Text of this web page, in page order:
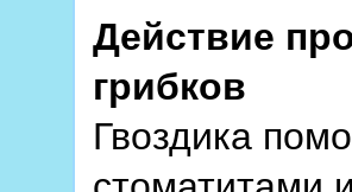
Действие
грибков
Гвоздика